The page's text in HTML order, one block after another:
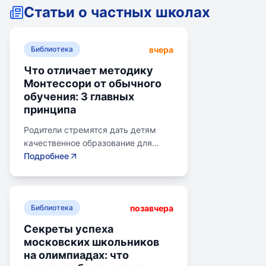
Статьи о частных школах
Библиотека вчера
Что отличает методику
Монтессори от обычного
обучения: 3 главных
принципа
Родители стремятся дать детям
качественное образование для
лучшего будущего. Обучение по
школа предлагает уроки на
эксперименты и творческие
погружения для развития детей.
Разные стили обучения подходят
Подробнее
Библиотека позавчера
Секреты успеха
московских школьников
на олимпиадах: что